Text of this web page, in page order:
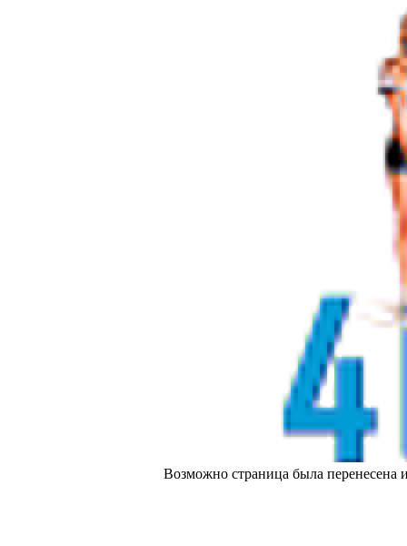
Возможно страница была перенесена